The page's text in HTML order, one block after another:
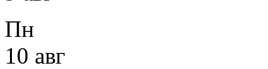
Пн
10 авг